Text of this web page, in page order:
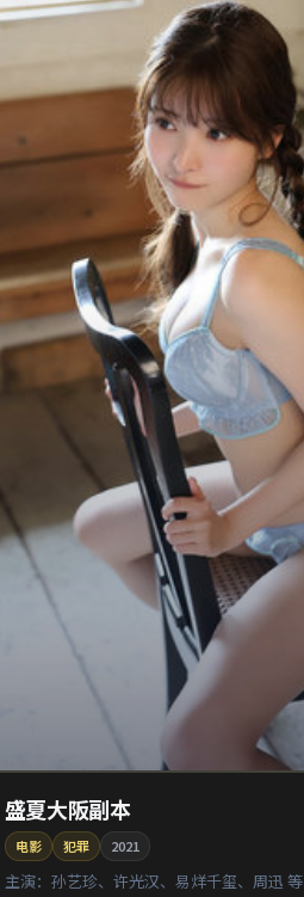
盛夏大阪副本
电影 犯罪 2021
主演： 孙艺珍、许光汉、易烊千玺、周迅 等